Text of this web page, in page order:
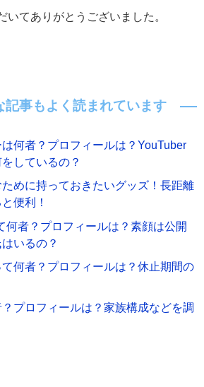
いてありがとうございました。
記事もよく読まれています
何者？プロフィールは？YouTuber
しているの？
ために持っておきたいグッズ！長距離
便利！
何者？プロフィールは？素顔は公開
いるの？
何者？プロフィールは？休止期間の
プロフィールは？家族構成などを調